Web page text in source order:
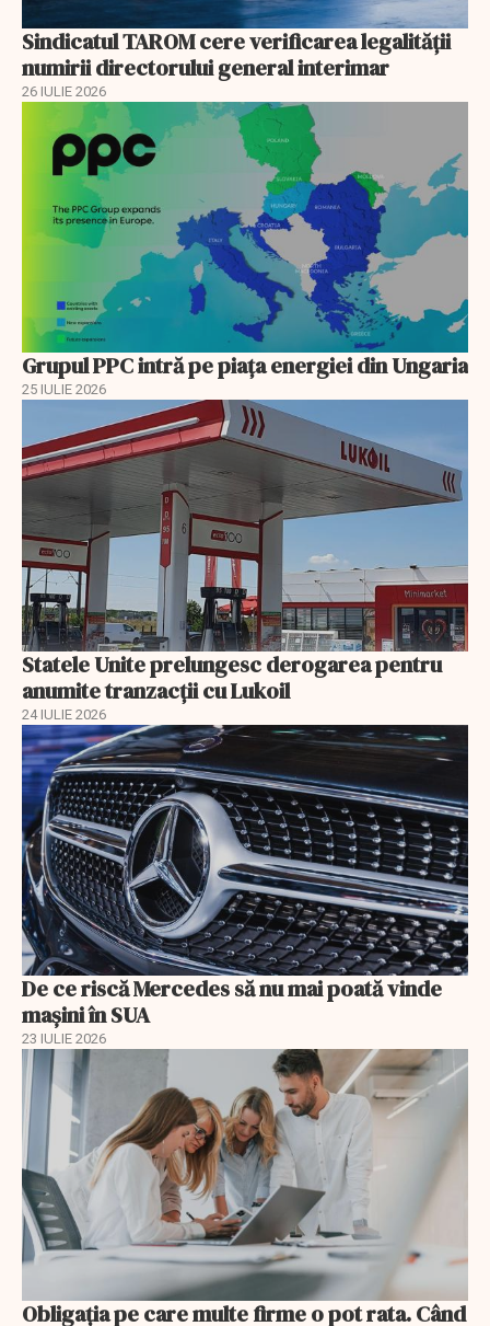
Sindicatul TAROM cere verificarea legalității
numirii directorului general interimar
26 IULIE 2026
Grupul PPC intră pe piața energiei din Ungaria
25 IULIE 2026
Statele Unite prelungesc derogarea pentru
anumite tranzacții cu Lukoil
24 IULIE 2026
De ce riscă Mercedes să nu mai poată vinde
mașini în SUA
23 IULIE 2026
Obligația pe care multe firme o pot rata. Când